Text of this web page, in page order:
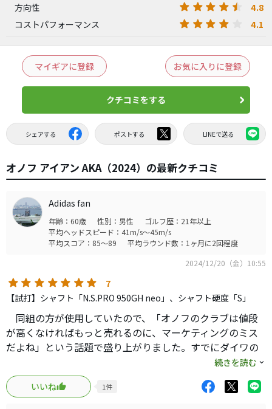
方向性 4.8
コストパフォーマンス 4.1
マイギアに登録 お気に入りに登録
クチコミをする
シェアする ポストする LINEで送る
オノフ アイアン AKA（2024）の最新クチコミ
Adidas fan
年齢：60歳 性別：男性
ゴルフ歴：21年以上
平均ヘッドスピード：41m/s～45m/s
平均スコア：85～89
平均ラウンド数：1ヶ月に2回程度
2024/12/20（金）10:55
7
【試打】シャフト「N.S.PRO 950GH neo」、シャフト硬度「S」
同組の方が使用していたので、「オノフのクラブは値段
が高くなければもっと売れるのに、マーケティングのミス
だよね」という話題で盛り上がりました。すでにダイワの
出張試打会でお試しさせてもらっていたので良いのはわか
っていました。
同組の方が「コースでうってみませんか？」とお勧めし
続きを読む
いいね
1件